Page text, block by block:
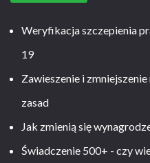
Weryfikacja szczepienia
19
Zawieszenie i
zasad
Jak zmienią się
Świadczenie 500+ - czy